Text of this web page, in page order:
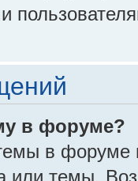
в форуме?
в форуме
или темы.